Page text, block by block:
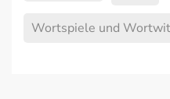
Wortspiele und